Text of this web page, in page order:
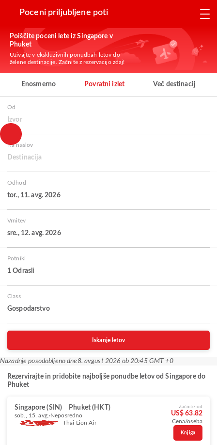
Poceni priljubljene poti
Poiščite poceni lete iz Singapore v
Phuket
Uživajte v ekskluzivnih ponudbah letov do
želene destinacije. Začnite z rezervacijo zdaj!
Enosmerno Povratni izlet Več destinacij
Od
Izvor
Na naslov
Destinacija
Odhod
tor., 11. avg. 2026
Vrnitev
sre., 12. avg. 2026
Potniki
1 Odrasli
Class
Gospodarstvo
Iskanje letov
Nazadnje posodobljeno dne8. avgust 2026 ob 20:45 GMT +0
Rezervirajte in pridobite najboljše ponudbe letov od Singapore do
Phuket
Singapore (SIN) Phuket (HKT)
sob., 15. avg. Neposredno
Thai Lion Air
Začnite od
US$ 63.82
Cena/oseba
Knjiga